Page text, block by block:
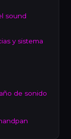
sound
y sistema
de sonido